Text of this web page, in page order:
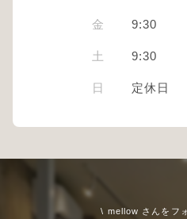
金 9:30
土 9:30
日 定休日
\ mellow さんをフ